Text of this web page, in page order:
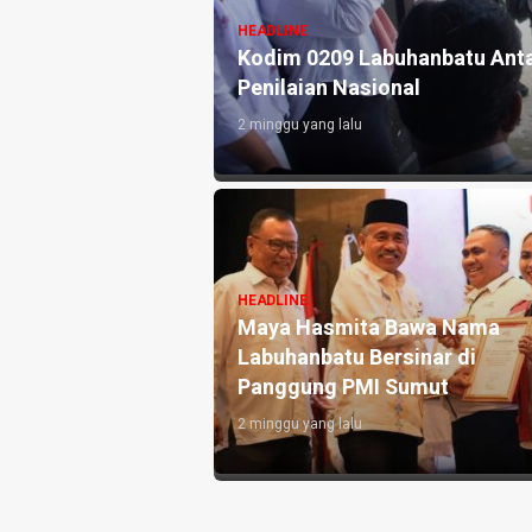
HEADLINE
Kodim 0209 Labuhanbatu
Penilaian Nasional
2 minggu yang lalu
HEADLINE
Maya Hasmita Bawa Nama
Labuhanbatu Bersinar di
Panggung PMI Sumut
2 minggu yang lalu